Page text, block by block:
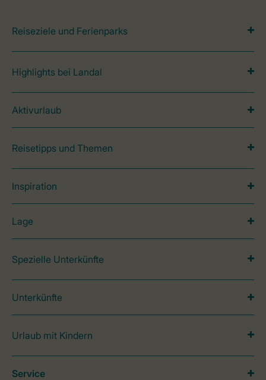
Reiseziele und Ferienparks
Highlights bei Landal
Aktivurlaub
Reisetipps und Themen
Inspiration
Lage
Spezielle Unterkünfte
Unterkünfte
Urlaub mit Kindern
Service